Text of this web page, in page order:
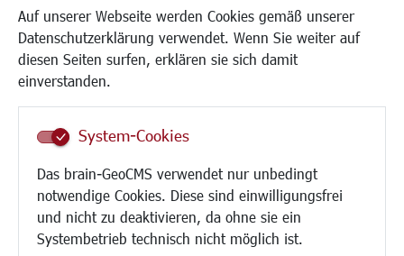
Auf unserer Webseite werden Cookies gemäß unserer
Datenschutzerklärung verwendet. Wenn Sie weiter auf
diesen Seiten surfen, erklären sie sich damit
einverstanden.
System-Cookies
Das brain-GeoCMS verwendet nur unbedingt
notwendige Cookies. Diese sind einwilligungsfrei
und nicht zu deaktivieren, da ohne sie ein
Systembetrieb technisch nicht möglich ist.
Kinderbetreuung
Kinder und Jugend
Institutionen für Familien
Frauen
Schule
Demokratie leben
Ukrainehilfe
Hilfe für Geflüchtete
Religion